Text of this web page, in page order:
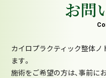
お問
カイロプラクティック整体ノ
ます。
施術をご希望の方は、事前に